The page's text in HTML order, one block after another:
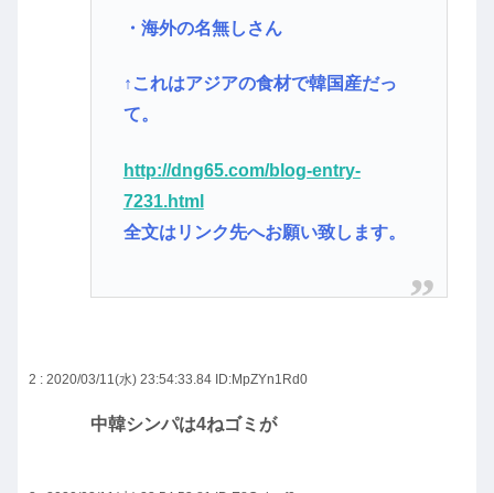
・海外の名無しさん
↑これはアジアの食材で韓国産だっ
て。
http://dng65.com/blog-entry-
7231.html
全文はリンク先へお願い致します。
2 : 2020/03/11(水) 23:54:33.84 ID:MpZYn1Rd0
中韓シンパは4ねゴミが